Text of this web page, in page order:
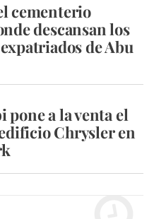
cementerio
descansan los
de Abu
pone a la venta el
Chrysler en